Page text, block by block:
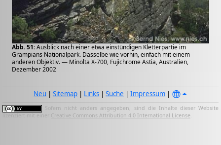
Abb. 51:Ausblick nach einer etwa einstündigen Kletterpartie im
Grampians Nationalpark. Dasselbe wie vorhin, einfach mit einem
anderen Objektiv. — Minolta X-700, Fujichrome Astia, Australien,
Dezember 2002
Neu |Sitemap | Links |Suche |Impressum |
Sofern nicht anders angegeben, sind die Inhalte dieser Website
lizenziert mit einer Creative Commons Attribution 4.0 International License.